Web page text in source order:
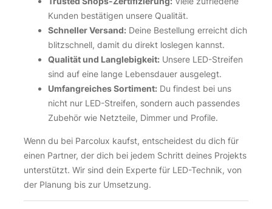
Kunden bestätigen unsere Qualität.
Schneller Versand: Deine Bestellung erreicht dich
blitzschnell, damit du direkt loslegen kannst.
Qualität und Langlebigkeit: Unsere LED-Streifen
sind auf eine lange Lebensdauer ausgelegt.
Umfangreiches Sortiment: Du findest bei uns
nicht nur LED-Streifen, sondern auch passendes
Zubehör wie Netzteile, Dimmer und Profile.
Wenn du bei Parcolux kaufst, entscheidest du dich für
einen Partner, der dich bei jedem Schritt deines Projekts
unterstützt. Wir sind dein Experte für LED-Technik, von
der Planung bis zur Umsetzung.